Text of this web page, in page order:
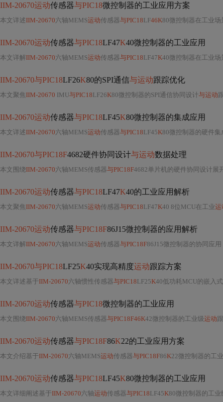
IIM-20670运动传感器与PIC18微控制器的工业应用方案
本文详述IIM-20670 六轴MEMS运动传感器与PIC18LF46K80微控制器在工业场景下的协同应
IIM-20670运动传感器与PIC18LF47K40微控制器的工业应用
本文详解IIM-20670 六轴MEMS运动传感器与PIC18LF47K40微控制器在工业
IIM-20670与PIC18LF26K80的SPI通信与运动跟踪优化
本文聚焦 IIM-20670 IMU与PIC18LF26K80微控制器的SPI通信协同设计与运动跟踪嵌入
IIM-20670运动传感器与PIC18LF45K80微控制器的集成应用
本文详述IIM-20670 六轴MEMS运动传感器与PIC18LF45K80微控制器的硬件集
IIM-20670与PIC18F4682硬件协同设计与运动数据处理
本文围绕IIM-20670 六轴MEMS传感器与PIC18F4682单片机的硬件协同设计展开，涵盖电源管理、SPI接口适配（模式3）、寄存器配置、数据校准、四元数姿态解算（Mahony算法定点优化）及通信
IIM-20670运动传感器与PIC18LF47K40的工业应用解析
本文聚焦 IIM-20670 六轴MEMS运动传感器与PIC18LF47K40 8位MCU在工业运
IIM-20670运动传感器与PIC18F86J15微控制器的应用解析
本文详解IIM-20670 六轴MEMS运动传感器与PIC18F86J15微控制器的协同应用，涵盖硬
IIM-20670与PIC18LF25K40实现高精度运动跟踪方案
本文详述基于IIM-20670 六轴惯性传感器与PIC18LF25K40低功耗MCU的嵌入式
IIM-20670运动传感器与PIC18微控制器的工业应用
本文围绕IIM-20670 六轴MEMS传感器与PIC18F46K42微控制器的工业级运动
IIM-20670运动传感器与PIC18F86K22的工业应用方案
本文介绍基于IIM-20670 六轴MEMS运动传感器与PIC18F86K22微控制器的工
IIM-20670运动传感器与PIC18LF45K80微控制器的工业应用
本文详细阐述基于IIM-20670 六轴运动传感器与PIC18LF45K80微控制器的工业